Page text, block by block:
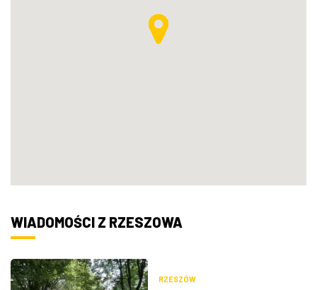
WIADOMOŚCI Z RZESZOWA
RZESZÓW